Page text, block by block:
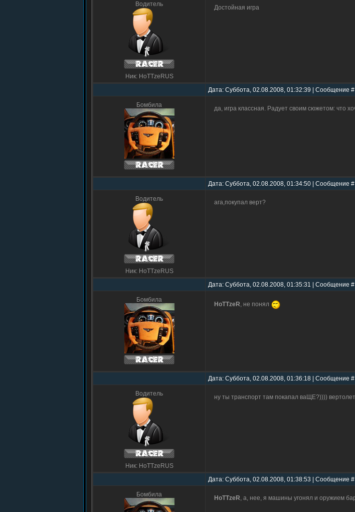
Водитель
Ник: HoTTzeRUS
Достойная игра
Дата: Суббота, 02.08.2008, 01:32:39 | Сообщение #
Бомбила да, игра классная. Радует своим сюжетом: что
Дата: Суббота, 02.08.2008, 01:34:50 | Сообщение #
Водитель
Ник: HoTTzeRUS
ага,покупал верт?
Дата: Суббота, 02.08.2008, 01:35:31 | Сообщение #
Бомбила
HoTTzeR, не понял
Дата: Суббота, 02.08.2008, 01:36:18 | Сообщение #
Водитель
Ник: HoTTzeRUS
ну ты транспорт там покапал ваЩЕ?))))
Дата: Суббота, 02.08.2008, 01:38:53 | Сообщение #
Бомбила HoTTzeR, а, нее, я машины угонял и оружием